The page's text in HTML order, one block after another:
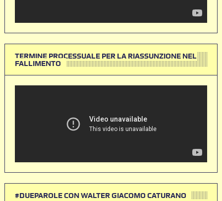
TERMINE PROCESSUALE PER LA RIASSUNZIONE NEL
FALLIMENTO
#DUEPAROLE CON WALTER GIACOMO CATURANO